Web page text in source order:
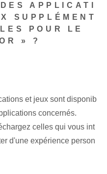
APPLICATI
SUPPLÉMENT
POUR LE
» ?
et jeux sont disponib
concernés.
celles qui vous int
d'une expérience person